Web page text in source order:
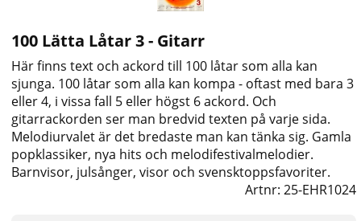
100 Lätta Låtar 3 - Gitarr
Här finns text och ackord till 100 låtar som alla kan
sjunga. 100 låtar som alla kan kompa - oftast med bara 3
eller 4, i vissa fall 5 eller högst 6 ackord. Och
gitarrackorden ser man bredvid texten på varje sida.
Melodiurvalet är det bredaste man kan tänka sig. Gamla
popklassiker, nya hits och melodifestivalmelodier.
Barnvisor, julsånger, visor och svensktoppsfavoriter.
Artnr:25-EHR1024